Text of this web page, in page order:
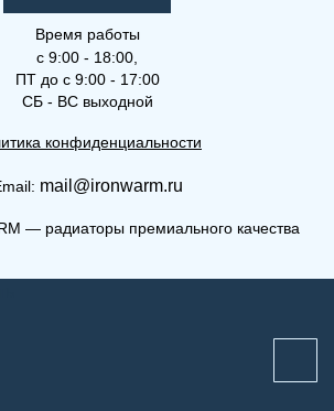
400-600
Компакт (РК), (РКВ),
Время работы
с 9:00 - 18:00,
ПТ до с 9:00 - 17:00
СБ - ВС выходной
конфиденциальности
mail@ironwarm.ru
— радиаторы премиального качества